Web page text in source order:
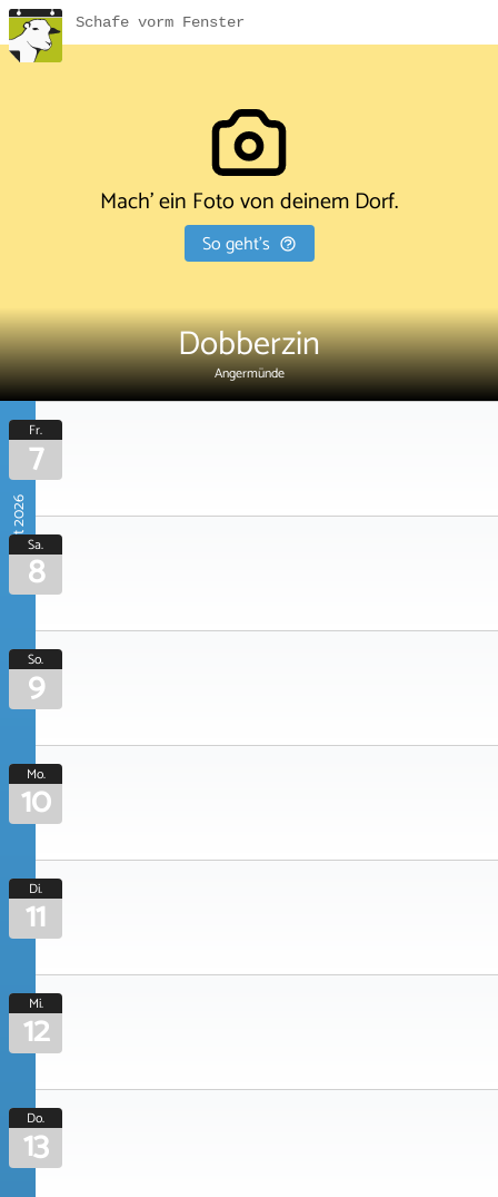
Schafe vorm Fenster
Mach' ein Foto von deinem Dorf.
So geht's
Dobberzin
Angermünde
August 2026
Fr.
7
Sa.
8
So.
9
Mo.
10
Di.
11
Mi.
12
Do.
13